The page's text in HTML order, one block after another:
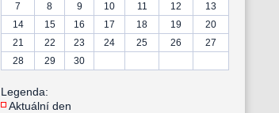
7
8 9 10 11 12
13
14
15 16 17 18 19
20
21
22 23 24 25 26
27
28
29 30
Legenda:
Aktuální den